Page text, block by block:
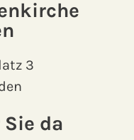
3
da